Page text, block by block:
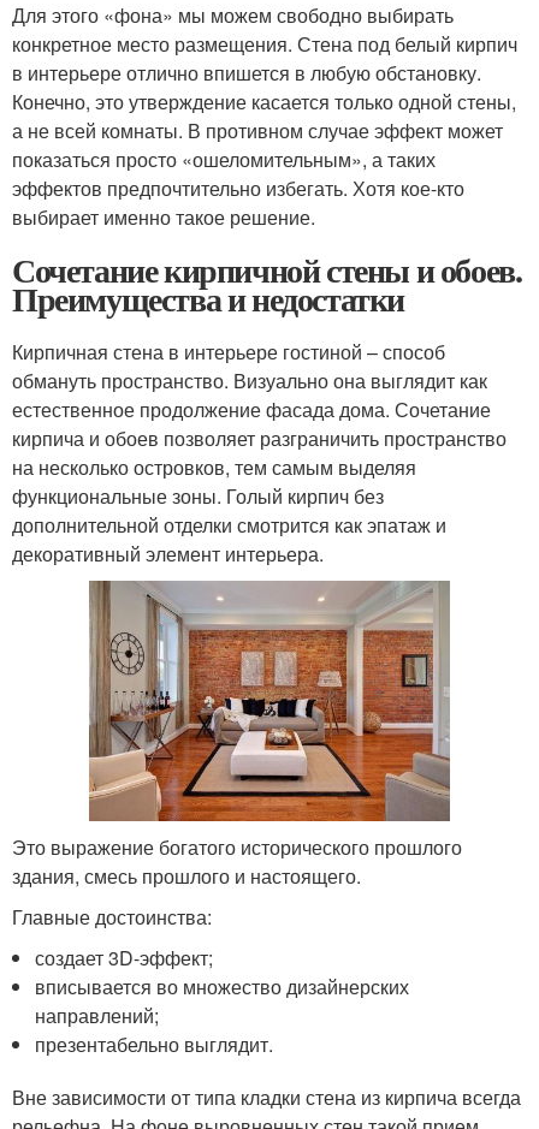
Для этого «фона» мы можем свободно выбирать
конкретное место размещения. Стена под белый кирпич
в интерьере отлично впишется в любую обстановку.
Конечно, это утверждение касается только одной стены,
а не всей комнаты. В противном случае эффект может
показаться просто «ошеломительным», а таких
эффектов предпочтительно избегать. Хотя кое-кто
выбирает именно такое решение.
Сочетание кирпичной стены и обоев.
Преимущества и недостатки
Кирпичная стена в интерьере гостиной – способ
обмануть пространство. Визуально она выглядит как
естественное продолжение фасада дома. Сочетание
кирпича и обоев позволяет разграничить пространство
на несколько островков, тем самым выделяя
функциональные зоны. Голый кирпич без
дополнительной отделки смотрится как эпатаж и
декоративный элемент интерьера.
Это выражение богатого исторического прошлого
здания, смесь прошлого и настоящего.
Главные достоинства:
создает 3D-эффект;
вписывается во множество дизайнерских
направлений;
презентабельно выглядит.
Вне зависимости от типа кладки стена из кирпича всегда